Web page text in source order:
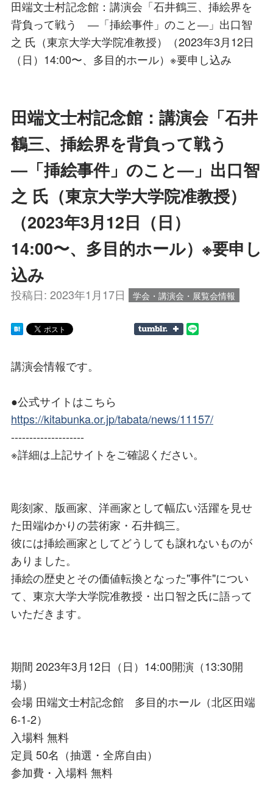
田端文士村記念館：講演会「石井鶴三、挿絵界を
背負って戦う ―「挿絵事件」のこと―」出口智
之 氏（東京大学大学院准教授）（2023年3月12日
（日）14:00〜、多目的ホール）※要申し込み
田端文士村記念館：講演会「石井
鶴三、挿絵界を背負って戦う
―「挿絵事件」のこと―」出口智
之 氏（東京大学大学院准教授）
（2023年3月12日（日）
14:00〜、多目的ホール）※要申し
込み
投稿日: 2023年1月17日 学会・講演会・展覧会情報
講演会情報です。
●公式サイトはこちら
https://kitabunka.or.jp/tabata/news/11157/
--------------------
※詳細は上記サイトをご確認ください。
彫刻家、版画家、洋画家として幅広い活躍を見せ
た田端ゆかりの芸術家・石井鶴三。
彼には挿絵画家としてどうしても譲れないものが
ありました。
挿絵の歴史とその価値転換となった"事件"につい
て、東京大学大学院准教授・出口智之氏に語って
いただきます。
期間 2023年3月12日（日）14:00開演（13:30開
場）
会場 田端文士村記念館 多目的ホール（北区田端
6-1-2）
入場料 無料
定員 50名（抽選・全席自由）
参加費・入場料 無料